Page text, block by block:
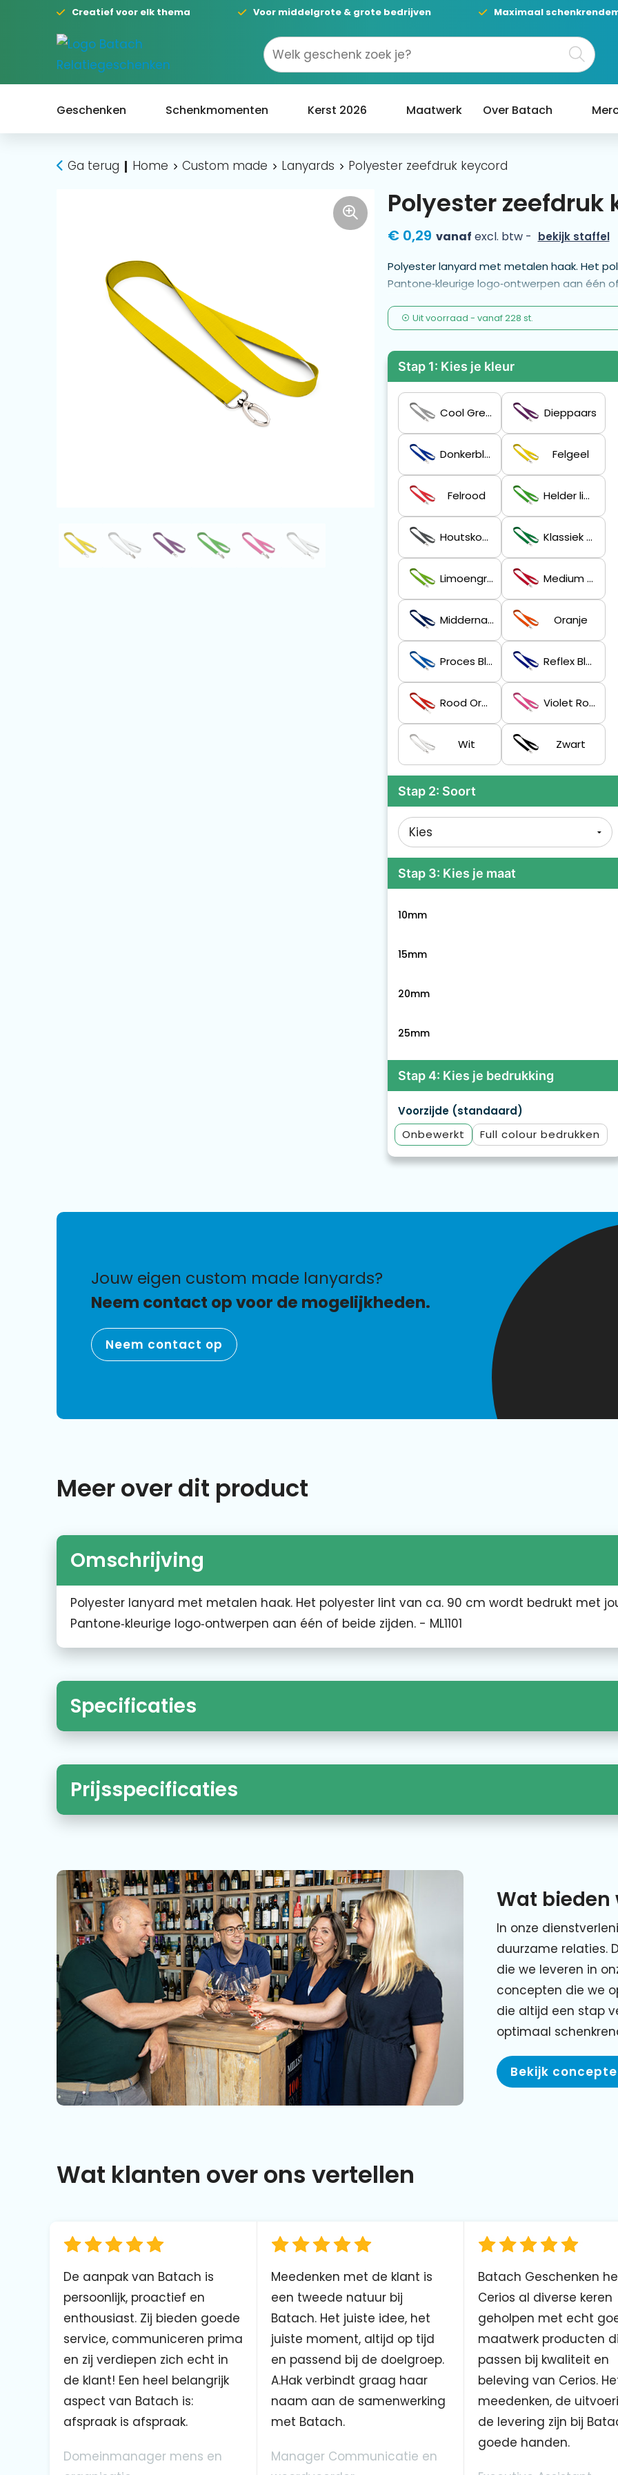
Creatief voor elk thema Voor middelgrote & grote bedrijven Maximaal
Geschenken Schenkmomenten Kerst 2026 Maatwerk Over Batach
Ga terug Home Custom made Lanyards Polyester zeefdruk keycord
Polyester zeefdruk
€ 0,29 vanaf excl. btw - bekijk staffel
Polyester lanyard met metalen haak. Het
Pantone‑kleurige logo‑ontwerpen aan één of
Uit voorraad - vanaf228 st.
Stap 1: Kies je kleur
Cool Grey 6 C Dieppaars
Donkerblauw Felgeel
Felrood Helder limoengroen
Houtskoolgrijs Klassiek Groen
Limoengroen Medium Scharlakenrood
Middernachtblauw Oranje
Proces Blauw Reflex Blauwe C
Rood Oranje Violet Rood
Wit Zwart
Stap 2: Soort
Stap 3: Kies je maat
10mm
15mm
20mm
25mm
Stap 4: Kies je bedrukking
Voorzijde (standaard)
Onbewerkt
Full colour
jouw eigen custom made lanyards?
Neem contact op voor de mogelijkheden.
Neem contact op
Meer over dit product
Omschrijving
Polyester lanyard met metalen haak. Het polyester lint van ca. 90 cm wordt bedrukt met
Pantone‑kleurige logo‑ontwerpen aan één of beide zijden. - ML1101
Specificaties
Prijsspecificaties
Wat bieden
In onze
duurzame relaties.
die we leveren in
concepten die we
die altijd een stap
optimaal
Bekijk
Wat klanten over ons vertellen
De aanpak van Batach is
persoonlijk, proactief en
enthousiast. Zij bieden goede
service, communiceren prima
en zij verdiepen zich echt in
de klant! Een heel belangrijk
aspect van Batach is:
afspraak is afspraak.
Domeinmanager mens en
Meedenken met de klant is
een tweede natuur bij
Batach. Het juiste idee, het
juiste moment, altijd op tijd
en passend bij de doelgroep.
A.Hak verbindt graag haar
naam aan de samenwerking
met Batach.
Manager Communicatie en
Batach Geschenken
Cerios al diverse keren
geholpen met echt
maatwerk producten
passen bij kwaliteit en
beleving van Cerios.
meedenken, de
de levering zijn bij
goede handen.